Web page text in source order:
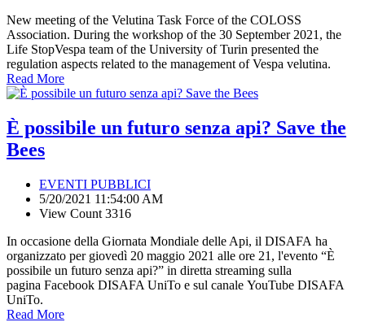
New meeting of the Velutina Task Force of the COLOSS
Association. During the workshop of the 30 September 2021, the
Life StopVespa team of the University of Turin presented the
regulation aspects related to the management of Vespa velutina.
Read More
È possibile un futuro senza api? Save the
Bees
EVENTI PUBBLICI
5/20/2021 11:54:00 AM
View Count 3316
In occasione della Giornata Mondiale delle Api, il DISAFA ha
organizzato per giovedì 20 maggio 2021 alle ore 21, l'evento “È
possibile un futuro senza api?” in diretta streaming sulla
pagina Facebook DISAFA UniTo e sul canale YouTube DISAFA
UniTo.
Read More